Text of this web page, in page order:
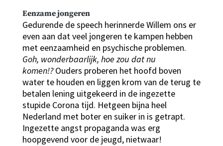
Eenzame jongeren
Gedurende de speech herinnerde Willem ons er
even aan dat veel jongeren te kampen hebben
met eenzaamheid en psychische problemen.
Goh, wonderbaarlijk, hoe zou dat nu
komen!?Ouders proberen het hoofd boven
water te houden en liggen krom van de terug te
betalen lening uitgekeerd in de ingezette
stupide Corona tijd. Hetgeen bijna heel
Nederland met boter en suiker in is getrapt.
Ingezette angst propaganda was erg
hoopgevend voor de jeugd, nietwaar!